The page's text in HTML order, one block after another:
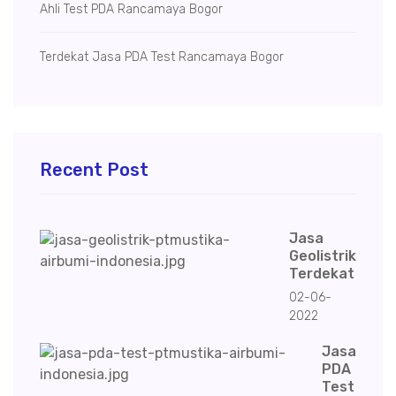
Ahli Test PDA Rancamaya Bogor
Terdekat Jasa PDA Test Rancamaya Bogor
Recent Post
Jasa
Geolistrik
Terdekat
02-06-
2022
Jasa
PDA
Test